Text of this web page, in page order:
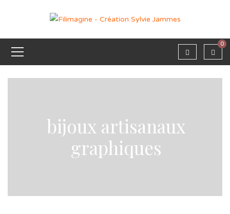
0
bijoux artisanaux
graphiques